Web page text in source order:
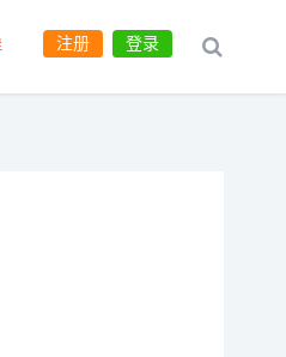
登录
注册